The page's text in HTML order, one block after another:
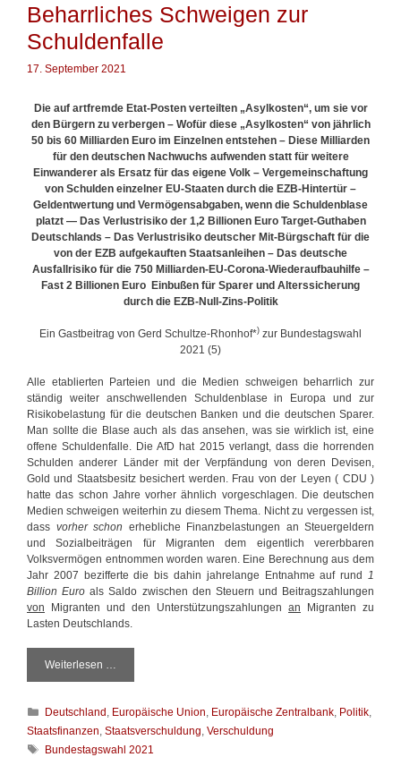
a
t
e
u
s
w
ü
c
h
s
e
g
e
g
e
i
f
D
e
w
ö
r
t
Beharrliches Schweigen zur
Schuldenfalle
17. September 2021
Die auf artfremde Etat-Posten verteilten „Asylkosten“, um sie vor
den Bürgern zu verbergen – Wofür diese „Asylkosten“ von jährlich
50 bis 60 Milliarden Euro im Einzelnen entstehen – Diese Milliarden
für den deutschen Nachwuchs aufwenden statt für weitere
Einwanderer als Ersatz für das eigene Volk – Vergemeinschaftung
von Schulden einzelner EU-Staaten durch die EZB-Hintertür –
Geldentwertung und Vermögensabgaben, wenn die Schuldenblase
platzt — Das Verlustrisiko der 1,2 Billionen Euro Target-Guthaben
Deutschlands – Das Verlustrisiko deutscher Mit-Bürgschaft für die
von der EZB aufgekauften Staatsanleihen – Das deutsche
Ausfallrisiko für die 750 Milliarden-EU-Corona-Wiederaufbauhilfe –
Fast 2 Billionen Euro Einbußen für Sparer und Alterssicherung
durch die EZB-Null-Zins-Politik
Ein Gastbeitrag von Gerd Schultze-Rhonhof*) zur Bundestagswahl
2021 (5)
Alle etablierten Parteien und die Medien schweigen beharrlich zur
ständig weiter anschwellenden Schuldenblase in Europa und zur
Risikobelastung für die deutschen Banken und die deutschen Sparer.
Man sollte die Blase auch als das ansehen, was sie wirklich ist, eine
offene Schuldenfalle. Die AfD hat 2015 verlangt, dass die horrenden
Schulden anderer Länder mit der Verpfändung von deren Devisen,
Gold und Staatsbesitz besichert werden. Frau von der Leyen ( CDU )
hatte das schon Jahre vorher ähnlich vorgeschlagen. Die deutschen
Medien schweigen weiterhin zu diesem Thema. Nicht zu vergessen ist,
dass vorher schon erhebliche Finanzbelastungen an Steuergeldern
und Sozialbeiträgen für Migranten dem eigentlich vererbbaren
Volksvermögen entnommen worden waren. Eine Berechnung aus dem
Jahr 2007 bezifferte die bis dahin jahrelange Entnahme auf rund 1
Billion Euro als Saldo zwischen den Steuern und Beitragszahlungen
von Migranten und den Unterstützungszahlungen an Migranten zu
Lasten Deutschlands.
Weiterlesen …
e
a
r
r
K
a
t
Deutschland , Europäische Union, Europäische Zentralbank, Politik,
Staatsfinanzen, Staatsverschuldung, Verschuldung
S
Bundestagswahl 2021